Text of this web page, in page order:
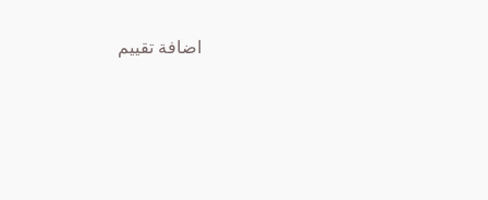
اضافة تقييم